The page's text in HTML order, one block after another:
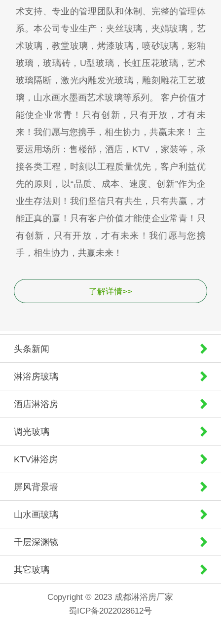
术支持、专业的管理团队和体制、完整的管理体
系。本公司专业生产：夹丝玻璃，夹娟玻璃，艺
术玻璃，教堂玻璃，烤漆玻璃，喷砂玻璃，彩釉
玻璃，玻璃砖，U型玻璃，长虹压花玻璃，艺术
玻璃隔断，激光内雕发光玻璃，雕刻雕花工艺玻
璃，山水画水墨画艺术玻璃等系列。 客户价值才
能使企业常青！只有创新，只有开放，才有未
来！我们愿与您携手，相生协力，共赢未来！ 主
要运用场所：售楼部，酒店，KTV ，家装等，承
接各类工程，时刻以工程质量优先，客户利益优
先的原则，以“品质、成本、速度、创新”作为企
业生存法则！我们坚信只有共生，只有共赢，才
能正真的赢！只有客户价值才能使企业常青！只
有创新，只有开放，才有未来！我们愿与您携
手，相生协力，共赢未来！
了解详情>>
头条新闻
淋浴房玻璃
酒店淋浴房
调光玻璃
KTV淋浴房
屏风背景墙
山水画玻璃
千层深渊镜
其它玻璃
Copyright © 2023 成都淋浴房厂家
蜀ICP备2022028612号